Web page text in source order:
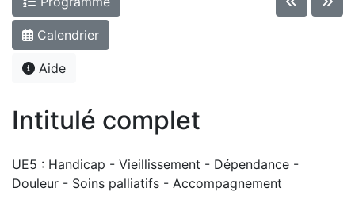
Calendrier
Aide
Intitulé complet
UE5 : Handicap - Vieillissement - Dépendance -
Douleur - Soins palliatifs - Accompagnement